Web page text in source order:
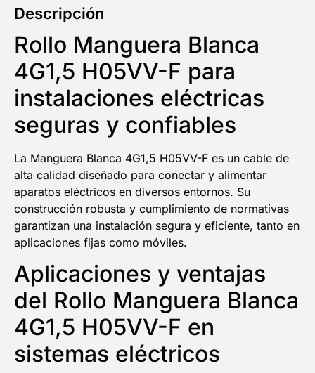
Descripción
Rollo Manguera Blanca
4G1,5 H05VV-F para
instalaciones eléctricas
seguras y confiables
La Manguera Blanca 4G1,5 H05VV-F es un cable de
alta calidad diseñado para conectar y alimentar
aparatos eléctricos en diversos entornos. Su
construcción robusta y cumplimiento de normativas
garantizan una instalación segura y eficiente, tanto en
aplicaciones fijas como móviles.
Aplicaciones y ventajas
del Rollo Manguera Blanca
4G1,5 H05VV-F en
sistemas eléctricos
5% DESCUENTO
EN TU PRIMERA COMPRA